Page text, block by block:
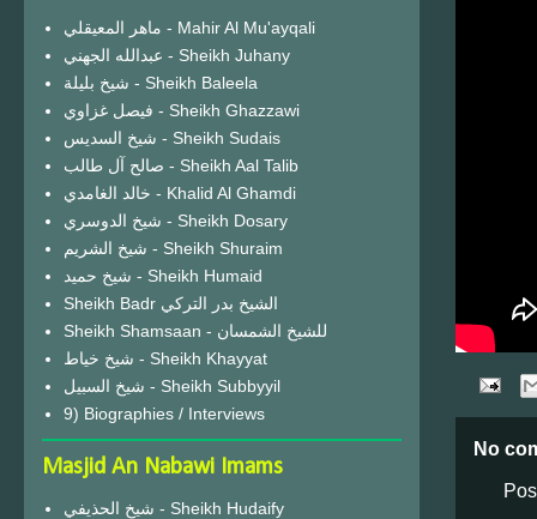
No
ماهر المعيقلي - Mahir Al Mu'ayqali
عبدالله الجهني - Sheikh Juhany
شيخ بليلة - Sheikh Baleela
فيصل غزاوي - Sheikh Ghazzawi
شيخ السديس - Sheikh Sudais
صالح آل طالب - Sheikh Aal Talib
خالد الغامدي - Khalid Al Ghamdi
شيخ الدوسري - Sheikh Dosary
شيخ الشريم - Sheikh Shuraim
شيخ حميد - Sheikh Humaid
Sheikh Badr الشيخ بدر التركي
Sheikh Shamsaan - للشيخ الشمسان
شيخ خياط - Sheikh Khayyat
شيخ السبيل - Sheikh Subbyyil
9) Biographies / Interviews
Masjid An Nabawi Imams
شيخ الحذيفي - Sheikh Hudaify